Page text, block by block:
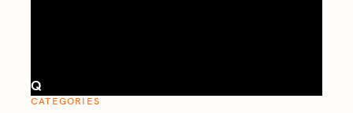
Q
CATEGORIES